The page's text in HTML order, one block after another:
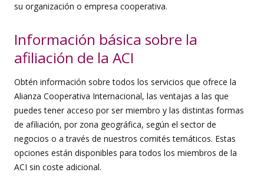
su organización o empresa cooperativa.
Información básica sobre la
afiliación de la ACI
Obtén información sobre todos los servicios que ofrece la
Alianza Cooperativa Internacional, las ventajas a las que
puedes tener acceso por ser miembro y las distintas formas
de afiliación, por zona geográfica, según el sector de
negocios o a través de nuestros comités temáticos. Estas
opciones están disponibles para todos los miembros de la
ACI sin coste adicional.